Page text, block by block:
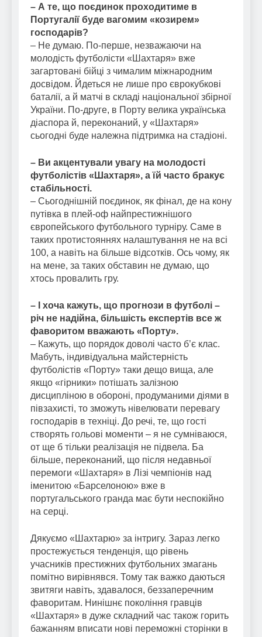
– А те, що поєдинок проходитиме в
Португалії буде вагомим «козирем»
господарів?
– Не думаю. По-перше, незважаючи на
молодість футболісти «Шахтаря» вже
загартовані бійці з чималим міжнародним
досвідом. Йдеться не лише про єврокубкові
баталії, а й матчі в складі національної збірної
України. По-друге, в Порту велика українська
діаспора й, переконаний, у «Шахтаря»
сьогодні буде належна підтримка на стадіоні.
– Ви акцентували увагу на молодості
футболістів «Шахтаря», а їй часто бракує
стабільності.
– Сьогоднішній поєдинок, як фінал, де на кону
путівка в плей-оф найпрестижнішого
європейського футбольного турніру. Саме в
таких протистояннях налаштування не на всі
100, а навіть на більше відсотків. Ось чому, як
на мене, за таких обставин не думаю, що
хтось провалить гру.
– І хоча кажуть, що прогнози в футболі –
річ не надійна, більшість експертів все ж
фаворитом вважають «Порту».
– Кажуть, що порядок доволі часто б’є клас.
Мабуть, індивідуальна майстерність
футболістів «Порту» таки дещо вища, але
якщо «гірники» потішать залізною
дисципліною в обороні, продуманими діями в
півзахисті, то зможуть нівелювати перевагу
господарів в техніці. До речі, те, що гості
створять гольові моменти – я не сумніваюся,
от ще б тільки реалізація не підвела. Ба
більше, переконаний, що після недавньої
перемоги «Шахтаря» в Лізі чемпіонів над
іменитою «Барселоною» вже в
португальського гранда має бути неспокійно
на серці.
Дякуємо «Шахтарю» за інтригу. Зараз легко
простежується тенденція, що рівень
учасників престижних футбольних змагань
помітно вирівнявся. Тому так важко даються
звитяги навіть, здавалося, беззаперечним
фаворитам. Нинішнє покоління гравців
«Шахтаря» в дуже складний час також горить
бажанням вписати нові переможні сторінки в